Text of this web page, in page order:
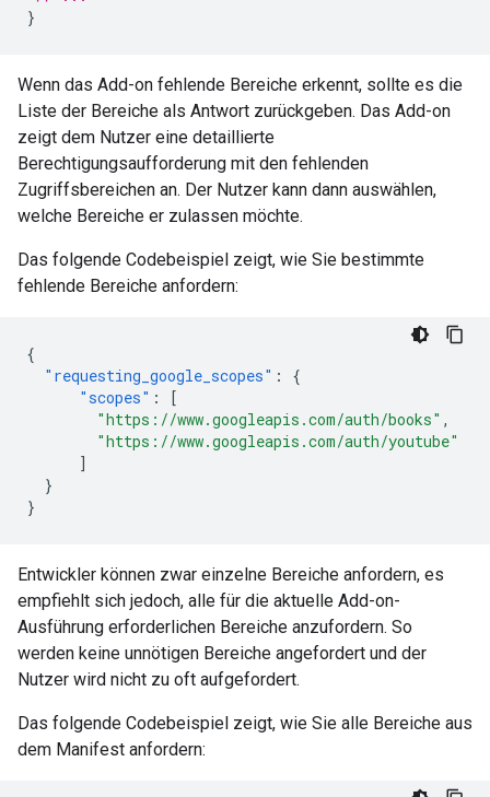
}
Wenn das Add-on fehlende Bereiche erkennt, sollte es die
Liste der Bereiche als Antwort zurückgeben. Das Add-on
zeigt dem Nutzer eine detaillierte
Berechtigungsaufforderung mit den fehlenden
Zugriffsbereichen an. Der Nutzer kann dann auswählen,
welche Bereiche er zulassen möchte.
Das folgende Codebeispiel zeigt, wie Sie bestimmte
fehlende Bereiche anfordern:
{
"requesting_google_scopes" :
{
"scopes" :
[
"https://www.googleapis.com/auth/books" ,
"https://www.googleapis.com/auth/youtube"
]
}
}
Entwickler können zwar einzelne Bereiche anfordern, es
empfiehlt sich jedoch, alle für die aktuelle Add-on-
Ausführung erforderlichen Bereiche anzufordern. So
werden keine unnötigen Bereiche angefordert und der
Nutzer wird nicht zu oft aufgefordert.
Das folgende Codebeispiel zeigt, wie Sie alle Bereiche aus
dem Manifest anfordern: